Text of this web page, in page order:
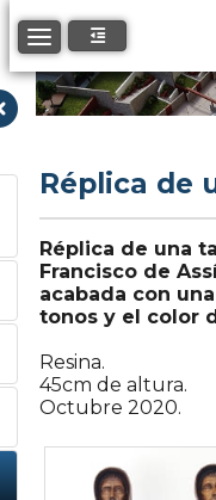
Toggle navigation
Réplica de
Réplica de una
Francisco de
acabada con
tonos y el color
Resina.
45cm de altura.
Octubre 2020.